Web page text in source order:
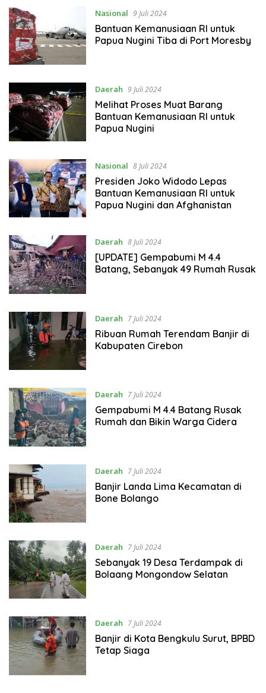
Nasional 9 Juli 2024
Bantuan Kemanusiaan RI untuk
Papua Nugini Tiba di Port Moresby
Daerah 9 Juli 2024
Melihat Proses Muat Barang
Bantuan Kemanusiaan RI untuk
Papua Nugini
Nasional 8 Juli 2024
Presiden Joko Widodo Lepas
Bantuan Kemanusiaan RI untuk
Papua Nugini dan Afghanistan
Daerah 8 Juli 2024
[UPDATE] Gempabumi M 4.4
Batang, Sebanyak 49 Rumah Rusak
Daerah 7 Juli 2024
Ribuan Rumah Terendam Banjir di
Kabupaten Cirebon
Daerah 7 Juli 2024
Gempabumi M 4.4 Batang Rusak
Rumah dan Bikin Warga Cidera
Daerah 7 Juli 2024
Banjir Landa Lima Kecamatan di
Bone Bolango
Daerah 7 Juli 2024
Sebanyak 19 Desa Terdampak di
Bolaang Mongondow Selatan
Daerah 7 Juli 2024
Banjir di Kota Bengkulu Surut, BPBD
Tetap Siaga